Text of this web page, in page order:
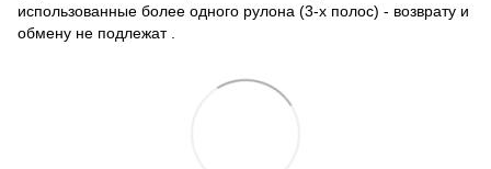
использованные более одного рулона (3-х полос) - возврату и
обмену не подлежат .